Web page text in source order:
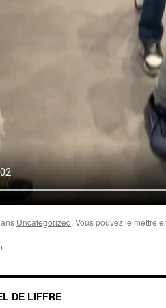
Uncategorized. Vous pouvez le mettre
DE LIFFRE